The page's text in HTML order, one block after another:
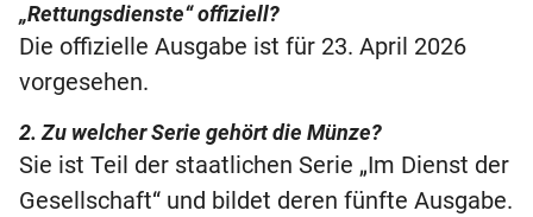
„Rettungsdienste“ offiziell?
Die offizielle Ausgabe ist für 23. April 2026
vorgesehen.
2. Zu welcher Serie gehört die Münze?
Sie ist Teil der staatlichen Serie „Im Dienst der
Gesellschaft“ und bildet deren fünfte Ausgabe.